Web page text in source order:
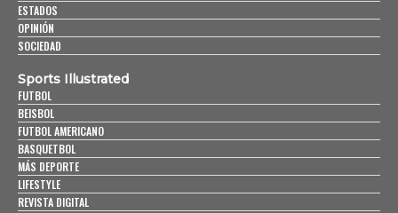
ESTADOS
OPINIÓN
SOCIEDAD
Sports Illustrated
FUTBOL
BEISBOL
FUTBOL AMERICANO
BASQUETBOL
MÁS DEPORTE
LIFESTYLE
REVISTA DIGITAL